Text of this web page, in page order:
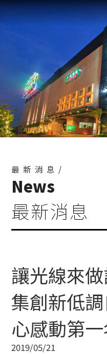
最新消息/
News
最新消息
讓光線來
集創新低
心感動第
2019/05/21